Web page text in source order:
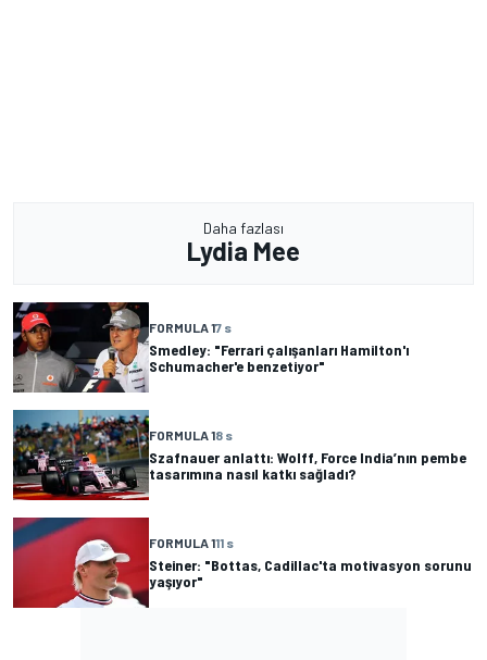
Daha fazlası
Lydia Mee
FORMULA 17 s
Smedley: "Ferrari çalışanları Hamilton'ı
Schumacher'e benzetiyor"
FORMULA 18 s
Szafnauer anlattı: Wolff, Force India’nın pembe
tasarımına nasıl katkı sağladı?
FORMULA 111 s
Steiner: "Bottas, Cadillac'ta motivasyon sorunu
yaşıyor"